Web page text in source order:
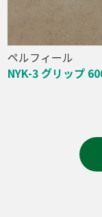
ペルフィール
NYK-3 グリップ